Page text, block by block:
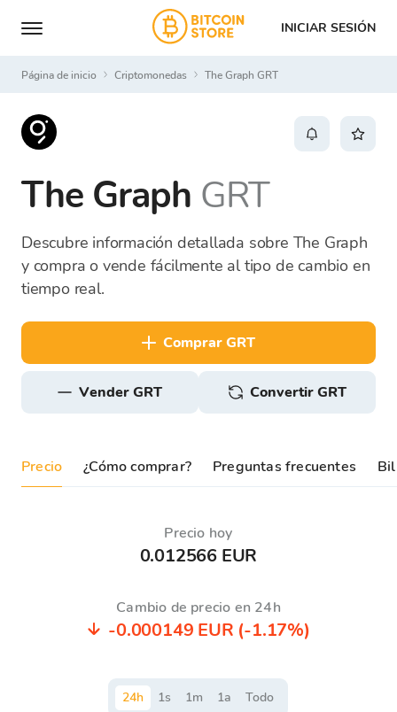
INICIAR SESIÓN
Página de inicio Criptomonedas The Graph GRT
The Graph GRT
Descubre información detallada sobre The Graph
y compra o vende fácilmente al tipo de cambio en
tiempo real.
comprar GRT
vender GRT Convertir GRT
Precio ¿Cómo comprar? Preguntas frecuentes
Precio hoy
0.012566 EUR
Cambio de precio en 24h
-0.000149 EUR (-1.17%)
24h 1s 1m 1a Todo